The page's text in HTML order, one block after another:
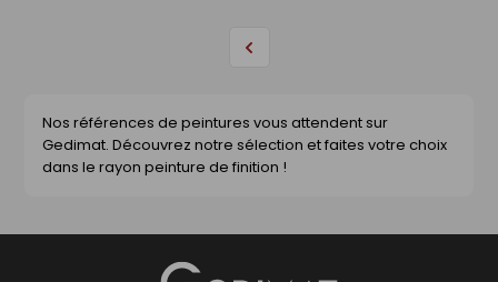
Page
Nos références de peintures vous attendent sur
Gedimat. Découvrez notre sélection et faites votre choix
dans le rayon peinture de finition !